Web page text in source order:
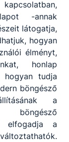
-annak
látogatja,
hogyan
élményt,
honlap
hogyan tudja
böngésző
a
elfogadja a